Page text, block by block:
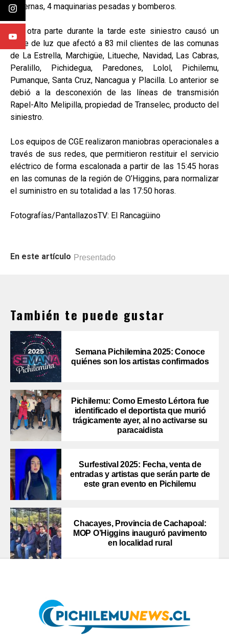
cisternas, 4 maquinarias pesadas y bomberos.
Por otra parte durante la tarde este siniestro causó un
corte de luz que afectó a 83 mil clientes de las comunas
de La Estrella, Marchigüe, Litueche, Navidad, Las Cabras,
Peralillo, Pichidegua, Paredones, Lolol, Pichilemu,
Pumanque, Santa Cruz, Nancagua y Placilla. Lo anterior se
debió a la desconexión de las líneas de transmisión
Rapel-Alto Melipilla, propiedad de Transelec, producto del
siniestro.
Los equipos de CGE realizaron maniobras operacionales a
través de sus redes, que permitieron restituir el servicio
eléctrico de forma escalonada a partir de las 15:45 horas
en las comunas de la región de O’Higgins, para normalizar
el suministro en su totalidad a las 17:50 horas.
Fotografías/PantallazosTV: El Rancagüino
En este artículo Presentado
También te puede gustar
Semana Pichilemina 2025: Conoce
quiénes son los artistas confirmados
Pichilemu: Como Ernesto Lértora fue
identificado el deportista que murió
trágicamente ayer, al no activarse su
paracaidista
Surfestival 2025: Fecha, venta de
entradas y artistas que serán parte de
este gran evento en Pichilemu
Chacayes, Provincia de Cachapoal:
MOP O’Higgins inauguró pavimento
en localidad rural